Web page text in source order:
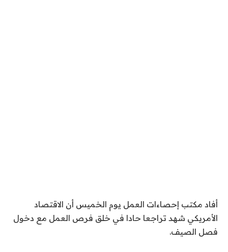
أفاد مكتب إحصاءات العمل يوم الخميس أن الاقتصاد
الأمريكي شهد تراجعا حادا في خلق فرص العمل مع دخول
فصل الصيف.